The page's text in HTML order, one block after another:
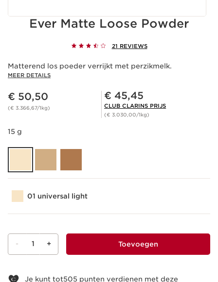
Ever Matte Loose Powder
21 REVIEWS
Matterend los poeder verrijkt met perzikmelk.
MEER DETAILS
Dit is nu de prijs € 50,50
€ 50,50
(€ 3.366,67/1kg)
Club Clarins Prijs € 45,45
€ 45,45
CLUB CLARINS PRIJS
(€ 3.030,00/1kg)
15 g
01 universal light
- 1 + Toevoegen
Je kunt tot505 punten verdienen met deze